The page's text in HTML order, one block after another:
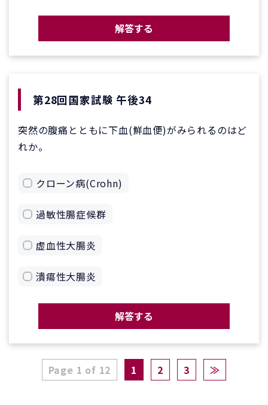
解答する
第28回国家試験 午後34
突然の腹痛とともに下血(鮮血便)がみられるのはど
れか。
クローン病(Crohn)
過敏性腸症候群
虚血性大腸炎
潰瘍性大腸炎
解答する
Page 1 of 12 1 2 3 ≫